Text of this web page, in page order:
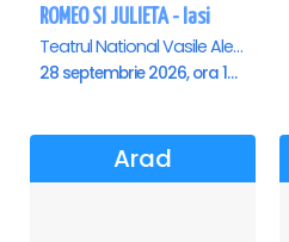
ROMEO SI JULIETA - Iasi
Teatrul National Vasile Alecsandri , Iasi
28 septembrie 2026, ora 19:00
Arad